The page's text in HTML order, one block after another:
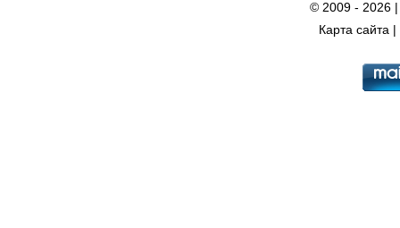
© 2009 - 2026
Карта сайта